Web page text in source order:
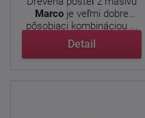
Marco je veľmi dobre
pôsobiaci kombináciou ...
Detail